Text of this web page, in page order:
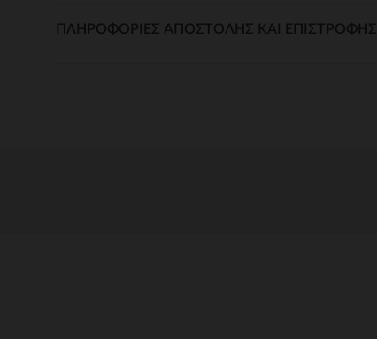
ΠΛΗΡΟΦΟΡΊΕΣ ΑΠΟΣΤΟΛΉΣ ΚΑΙ ΕΠΙΣΤΡΟΦΉΣ